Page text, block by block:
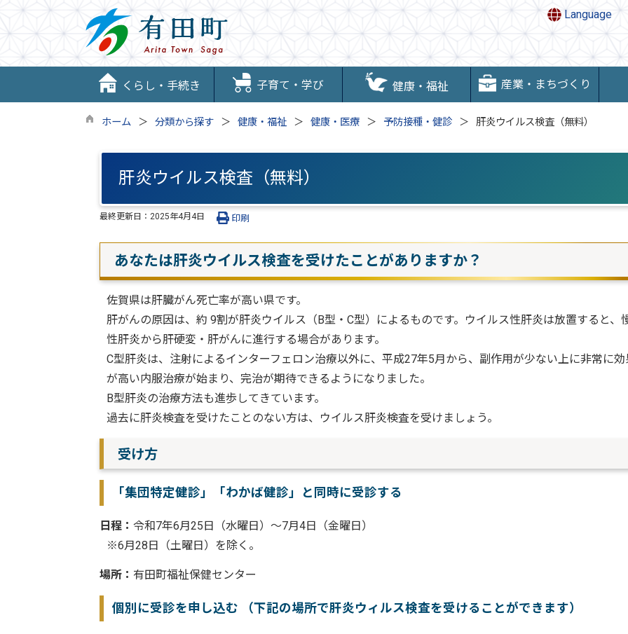
Language
くらし・手続き 子育て・学び 健康・福祉 産業・まちづくり
ホーム 分類から探す 健康・福祉 健康・医療 予防接種・健診 肝炎ウイルス検査（無料）
肝炎ウイルス検査（無料）
最終更新日： 2025年4月4日 印刷
あなたは肝炎ウイルス検査を受けたことがありますか？
佐賀県は肝臓がん死亡率が高い県です。
肝がんの原因は、約 9割が肝炎ウイルス（B型・C型）によるものです。ウイルス性肝炎は放置すると、
性肝炎から肝硬変・肝がんに進行する場合があります。
C型肝炎は、注射によるインターフェロン治療以外に、平成27年5月から、副作用が少ない上に非常に効
が高い内服治療が始まり、完治が期待できるようになりました。
B型肝炎の治療方法も進歩してきています。
過去に肝炎検査を受けたことのない方は、ウイルス肝炎検査を受けましょう。
受け方
「集団特定健診」「わかば健診」と同時に受診する
日程： 令和7年6月25日（水曜日）～7月4日（金曜日）
※6月28日（土曜日）を除く。
場所： 有田町福祉保健センター
個別に受診を申し込む （下記の場所で肝炎ウィルス検査を受けることができます）